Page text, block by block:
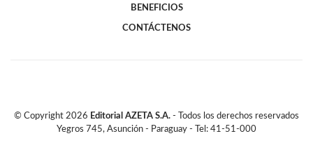
BENEFICIOS
CONTÁCTENOS
© Copyright 2026 Editorial AZETA S.A. - Todos los derechos reservados
Yegros 745, Asunción - Paraguay - Tel: 41-51-000